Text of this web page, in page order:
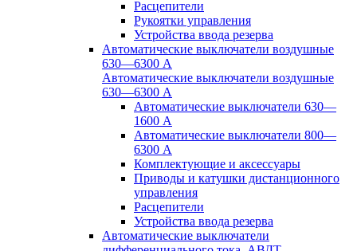
Расцепители
Рукоятки управления
Устройства ввода резерва
Автоматические выключатели воздушные
630—6300 А
Автоматические выключатели воздушные
630—6300 А
Автоматические выключатели 630—
1600 А
Автоматические выключатели 800—
6300 А
Комплектующие и аксессуары
Приводы и катушки дистанционного
управления
Расцепители
Устройства ввода резерва
Автоматические выключатели